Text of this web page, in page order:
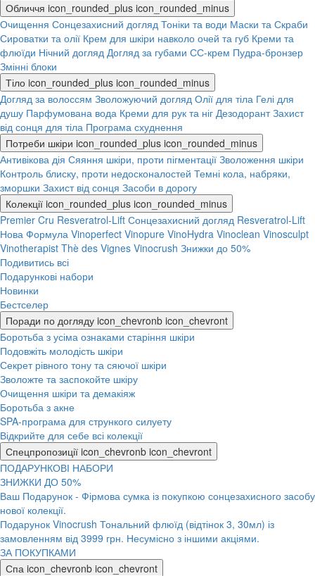
Обличчя icon_rounded_plus icon_rounded_minus
Очищення Сонцезахисний догляд Тоніки та води Маски та Скраби
Сироватки та олії Крем для шкіри навколо очей та губ Креми та
флюїди Нічний догляд Догляд за губами СС-крем Пудра-бронзер
Змінні блоки
Тіло icon_rounded_plus icon_rounded_minus
Догляд за волоссям Зволожуючий догляд Олії для тіла Гелі для
душу Парфумована вода Креми для рук та ніг Дезодорант Захист
від сонця для тіла Програма схуднення
Потреби шкіри icon_rounded_plus icon_rounded_minus
Антивікова дія Сяяння шкіри, проти пігментації Зволоження шкіри
Контроль блиску, проти недосконалостей Темні кола, набряки,
зморшки Захист від сонця Засоби в дорогу
Колекції icon_rounded_plus icon_rounded_minus
Premier Cru Resveratrol-Lift Сонцезахисний догляд Resveratrol-Lift
Нова Формула Vinoperfect Vinopure VinoHydra Vinoclean Vinosculpt
Vinotherapist Thè des Vignes Vinocrush Знижки до 50%
Подивитись всі
Подарункові набори
Новинки
Бестселер
Поради по догляду icon_chevronb icon_chevront
Боротьба з усіма ознаками старіння шкіри
Подовжіть молодість шкіри
Секрет рівного тону та сяючої шкіри
Зволожте та заспокойте шкіру
Очищення шкіри та демакіяж
Боротьба з акне
SPA-програма для стрункого силуету
Відкрийте для себе всі колекції
Спецпропозиції icon_chevronb icon_chevront
ПОДАРУНКОВІ НАБОРИ
ЗНИЖКИ ДО 50%
Ваш Подарунок - Фірмова сумка із покупкою сонцезахисного засобу
нової колекції.
Подарунок Vinocrush Тональний флюїд (відтінок 3, 30мл) із
замовленням від 3999 грн. Несумісно з іншими акціями.
ЗА ПОКУПКАМИ
Спа icon_chevronb icon_chevront